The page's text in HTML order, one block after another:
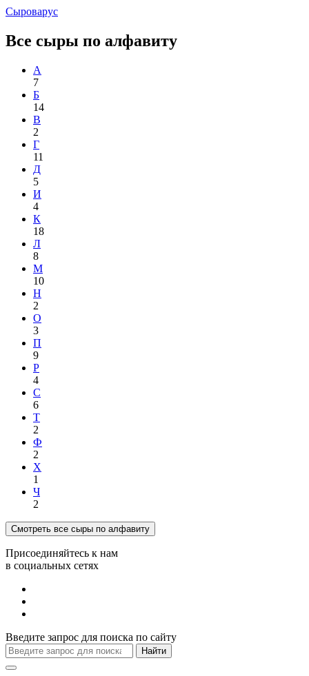
Сыроварус
Все сыры по алфавиту
А
7
Б
14
В
2
Г
11
Д
5
И
4
К
18
Л
8
М
10
Н
2
О
3
П
9
Р
4
С
6
Т
2
Ф
2
Х
1
Ч
2
Смотреть все сыры по алфавиту
Присоединяйтесь к нам
в социальных сетях
Введите запрос для поиска по сайту
Найти